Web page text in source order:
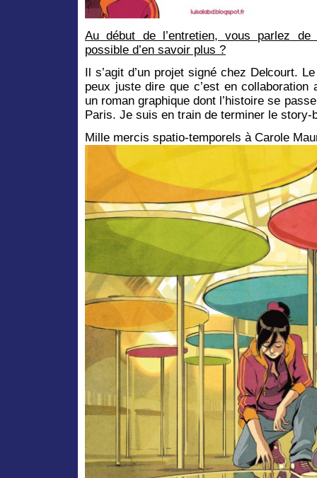
Au début de l’entretien, vous parlez
possible d’en savoir plus ?
Il s’agit d’un projet signé chez Delcourt.
peux juste dire que c’est en
un roman graphique dont l’histoire se
Paris. Je suis en train de terminer le story-
Mille mercis spatio-temporels à Carole